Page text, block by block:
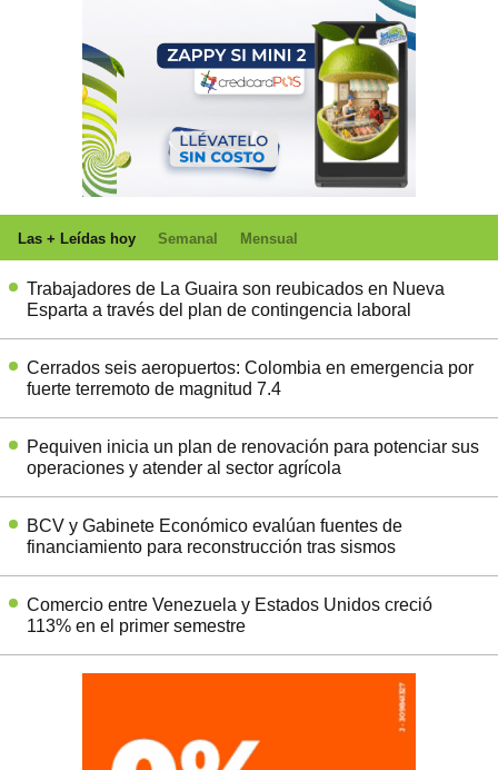
Las + Leídas hoy Semanal Mensual
Trabajadores de La Guaira son reubicados en Nueva
Esparta a través del plan de contingencia laboral
Cerrados seis aeropuertos: Colombia en emergencia por
fuerte terremoto de magnitud 7.4
Pequiven inicia un plan de renovación para potenciar sus
operaciones y atender al sector agrícola
BCV y Gabinete Económico evalúan fuentes de
financiamiento para reconstrucción tras sismos
Comercio entre Venezuela y Estados Unidos creció
113% en el primer semestre